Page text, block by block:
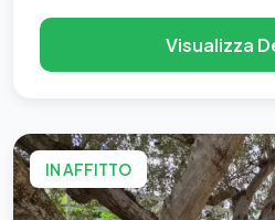
Visualizza
IN AFFITTO